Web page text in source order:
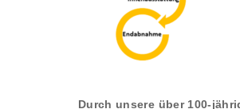
Durch unsere über 100-